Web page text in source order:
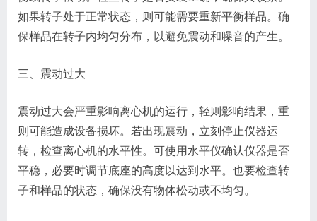
如果转子处于正常状态，则可能需要重新平衡样品。确
保样品在转子内均匀分布，以避免震动和噪音的产生。
三、震动过大
震动过大会严重影响离心机的运行，轻则影响结果，重
则可能造成设备损坏。若出现震动，立刻停止仪器运
转，检查离心机的水平性。可使用水平仪确认仪器是否
平稳，必要时调节底座的高度以达到水平。也要检查转
子和样品的状态，确保没有物体松动或不均匀。